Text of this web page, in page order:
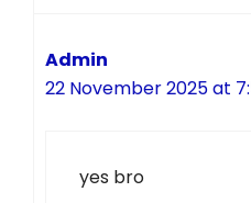
Admin
22 November 2025 at
yes bro